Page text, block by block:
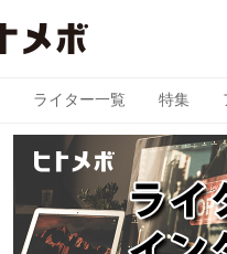
ライター一覧 特集